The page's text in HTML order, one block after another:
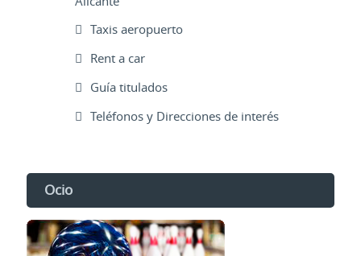
Taxis aeropuerto
Rent a car
Guía titulados
Teléfonos y Direcciones de interés
Ocio